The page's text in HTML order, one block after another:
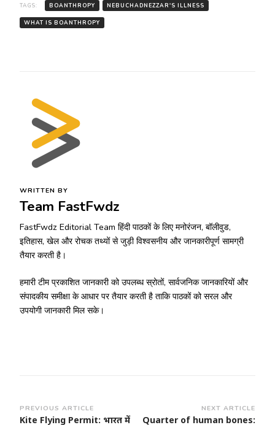
TAGS: BOANTHROPY NEBUCHADNEZZAR'S ILLNESS
WHAT IS BOANTHROPY
WRITTEN BY
Team FastFwdz
FastFwdz Editorial Team हिंदी पाठकों के लिए मनोरंजन, बॉलीवुड,
इतिहास, खेल और रोचक तथ्यों से जुड़ी विश्वसनीय और जानकारीपूर्ण सामग्री
तैयार करती है।
हमारी टीम प्रकाशित जानकारी को उपलब्ध स्रोतों, सार्वजनिक जानकारियों और
संपादकीय समीक्षा के आधार पर तैयार करती है ताकि पाठकों को सरल और
उपयोगी जानकारी मिल सके।
Post
PREVIOUS ARTICLE
Kite Flying Permit: भारत में
NEXT ARTICLE
Quarter of human bones: